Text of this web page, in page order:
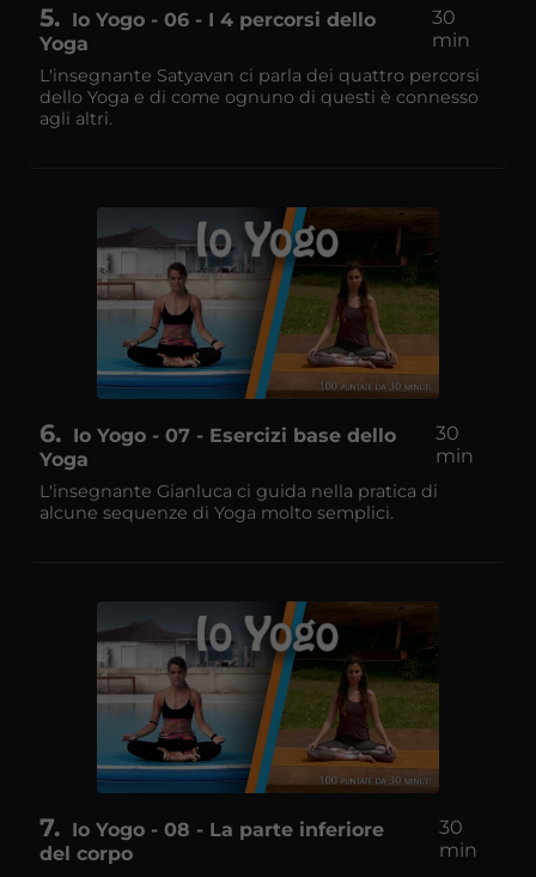
5
Io Yogo - 06 - I 4 percorsi dello
Yoga
30
min
L'insegnante Satyavan ci parla dei quattro percorsi
dello Yoga e di come ognuno di questi è connesso
agli altri.
6
Io Yogo - 07 - Esercizi base dello
Yoga
30
min
L'insegnante Gianluca ci guida nella pratica di
alcune sequenze di Yoga molto semplici.
7
Io Yogo - 08 - La parte inferiore
del corpo
30
min